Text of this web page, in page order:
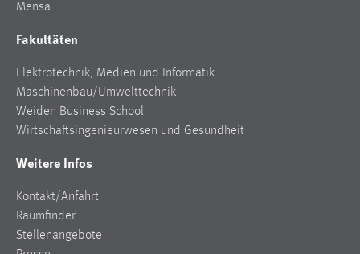
Mensa
Fakultäten
Elektrotechnik, Medien und Informatik
Maschinenbau/Umwelttechnik
Weiden Business School
Wirtschaftsingenieurwesen und Gesundheit
Weitere Infos
Kontakt/Anfahrt
Raumfinder
Stellenangebote